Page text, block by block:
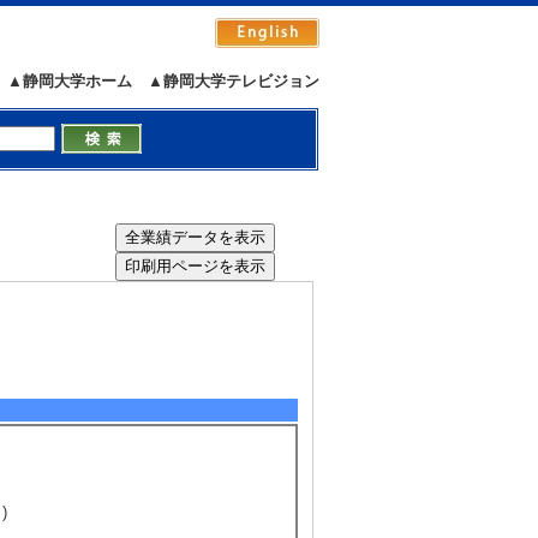
▲静岡大学テレビジョン
▲静岡大学ホーム